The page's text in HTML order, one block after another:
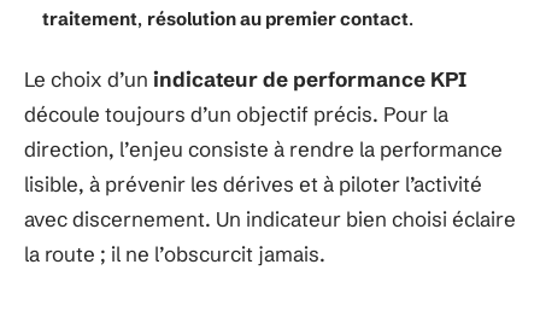
traitement, résolution au premier contact.
Le choix d’un indicateur de performance KPI
découle toujours d’un objectif précis. Pour la
direction, l’enjeu consiste à rendre la performance
lisible, à prévenir les dérives et à piloter l’activité
avec discernement. Un indicateur bien choisi éclaire
la route ; il ne l’obscurcit jamais.